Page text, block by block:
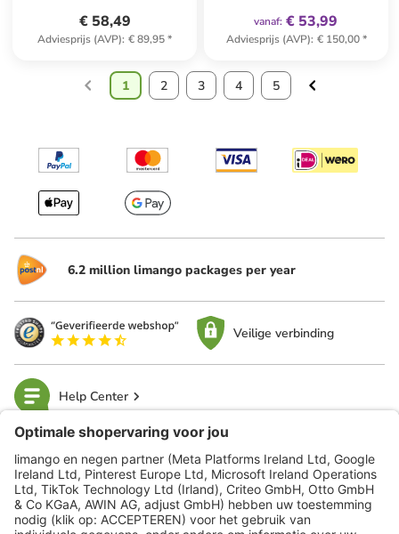
€ 58,49
Adviesprijs (AVP): € 89,95*
vanaf: € 53,99
Adviesprijs (AVP): € 150,00*
1 2 3 4 5
6.2 million limango packages per year
Veilige verbinding
Help Center
limango
Veilig winkelen